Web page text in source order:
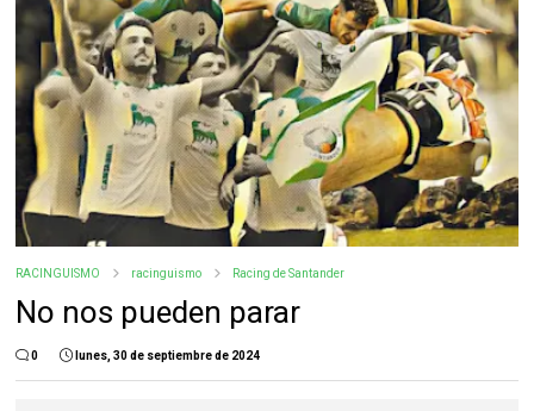
RACINGUISMO racinguismo Racing de Santander
No nos pueden parar
0 lunes, 30 de septiembre de 2024